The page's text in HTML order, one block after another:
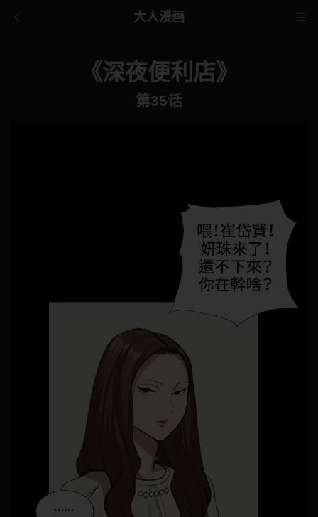
大人漫画
《深夜便利店》
第35话